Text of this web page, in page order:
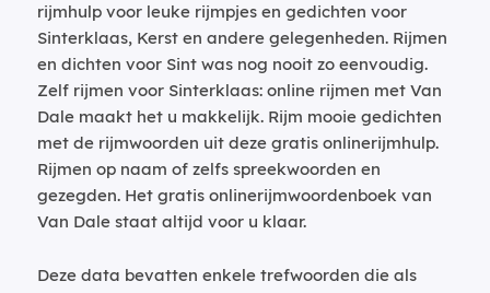
rijmhulp voor leuke rijmpjes en gedichten voor
Sinterklaas, Kerst en andere gelegenheden. Rijmen
en dichten voor Sint was nog nooit zo eenvoudig.
Zelf rijmen voor Sinterklaas: online rijmen met Van
Dale maakt het u makkelijk. Rijm mooie gedichten
met de rijmwoorden uit deze gratis onlinerijmhulp.
Rijmen op naam of zelfs spreekwoorden en
gezegden. Het gratis onlinerijmwoordenboek van
Van Dale staat altijd voor u klaar.
Deze data bevatten enkele trefwoorden die als